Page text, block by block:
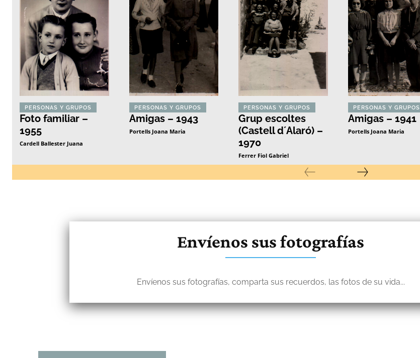
PERSONAS Y GRUPOS
Foto familiar –
1955
Cardell Ballester Juana
PERSONAS Y GRUPOS
Amigas – 1943
Portells Joana Maria
PERSONAS Y GRUPOS
Grup escoltes
(Castell d´Alaró) –
1970
Ferrer Fiol Gabriel
PERSONAS Y GRUPOS
Amigas – 1941
Portells Joana Maria
Envíenos sus fotografías
Envíenos sus fotografías, comparta sus recuerdos, las fotos de su vida...